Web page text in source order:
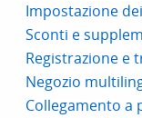
Impostazione
Sconti e
Registrazione e
Negozio
Collegamento a